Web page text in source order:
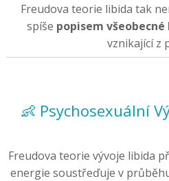
Freudova teorie libida tak
spíše popisem
vznikající z
👶 Psychosexuální
Freudova teorie vývoje libida
energie soustřeďuje v